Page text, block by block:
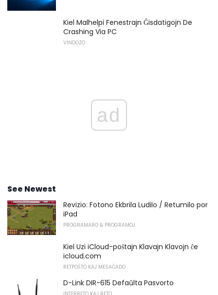
Kiel Malhelpi Fenestrajn Ĝisdatigojn De
Crashing Via PC
VINDOZO
ad
See Newest
Revizio: Fotono Ekbrila Ludilo / Retumilo por
iPad
PROGRAMARO & PROGRAMOJ
Kiel Uzi iCloud-poŝtajn Klavajn Klavojn ĉe
icloud.com
RETPOŜTO KAJ MESAĜADO
D-Link DIR-615 Defaŭlta Pasvorto